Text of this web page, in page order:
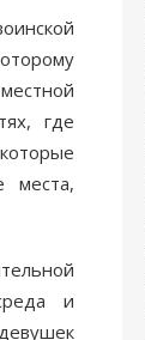
где
места,
и